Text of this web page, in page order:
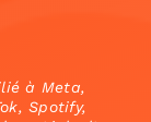
à Meta,
Spotify,